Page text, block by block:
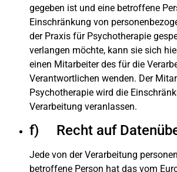
gegeben ist und eine betroffene
Einschränkung von
der Praxis für Psychotherapie
verlangen möchte, kann sie sich
einen Mitarbeiter des für die
Verantwortlichen wenden. Der
Psychotherapie wird die
Verarbeitung veranlassen.
f) Recht auf
Jede von der Verarbeitung
betroffene Person hat das vom